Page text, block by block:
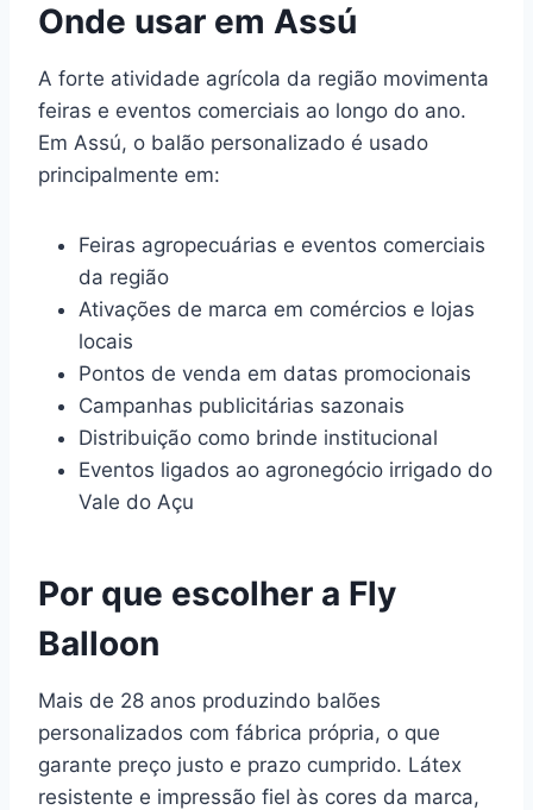
Onde usar em Assú
A forte atividade agrícola da região movimenta
feiras e eventos comerciais ao longo do ano.
Em Assú, o balão personalizado é usado
principalmente em:
Feiras agropecuárias e eventos comerciais
da região
Ativações de marca em comércios e lojas
locais
Pontos de venda em datas promocionais
Campanhas publicitárias sazonais
Distribuição como brinde institucional
Eventos ligados ao agronegócio irrigado do
Vale do Açu
Por que escolher a Fly
Balloon
Mais de 28 anos produzindo balões
personalizados com fábrica própria, o que
garante preço justo e prazo cumprido. Látex
resistente e impressão fiel às cores da marca,